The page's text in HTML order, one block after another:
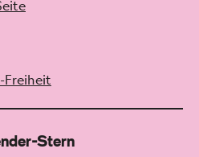
Frei­heit
Stern